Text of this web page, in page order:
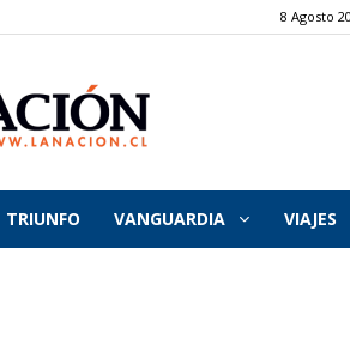
8 Agosto
La
TRIUNFO VANGUARDIA VIAJES